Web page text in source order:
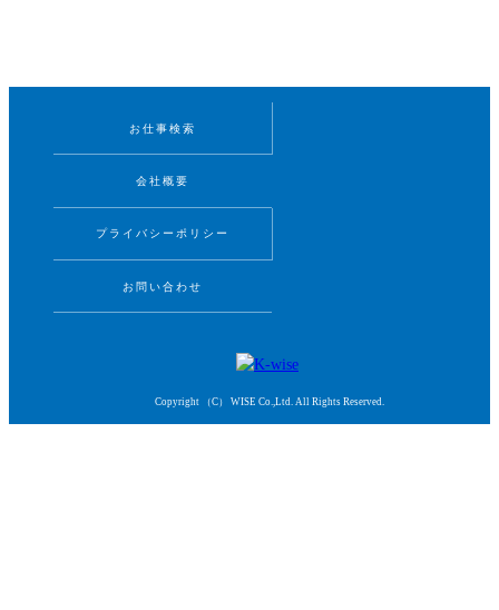
お仕事検索
会社概要
プライバシーポリシー
お問い合わせ
Copyright （C） WISE Co.,Ltd. All Rights Reserved.